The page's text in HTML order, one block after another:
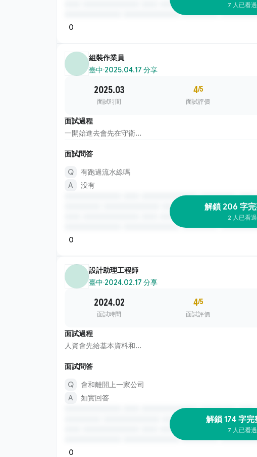
7 人已看過
0
組裝作業員
臺中·2025.04.17 分享
2025.03
面試時間
4/5
面試評價
面試過程
一開始進去會先在守衛...
面試問答
有跑過流水線嗎
没有
解鎖 206 字
2 人已看過
0
設計助理工程師
臺中·2024.02.17 分享
2024.02
面試時間
4/5
面試評價
面試過程
人資會先給基本資料和...
面試問答
會和離開上一家公司
如實回答
解鎖 174 字
7 人已看過
0